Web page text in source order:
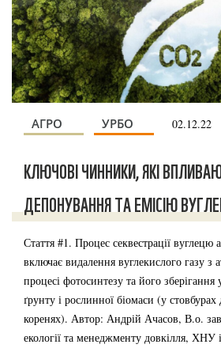
АГРО УРБО 02.12.22
КЛЮЧОВІ ЧИННИКИ, ЯКІ
ДЕПОНУВАННЯ ТА ЕМІСІЮ
Стаття #1. Процес секвестрації
включає видалення вуглекислого газу
процесі фотосинтезу та його
ґрунту і рослинної біомаси (у стовбурах
коренях). Автор: Андрій Ачасов, В.о.
екології та менеджменту довкілля, ХНУ